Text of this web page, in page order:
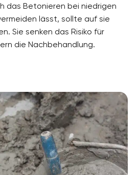
das Betonieren bei niedrigen
lässt, sollte auf sie
Sie senken das Risiko für
die Nachbehandlung.